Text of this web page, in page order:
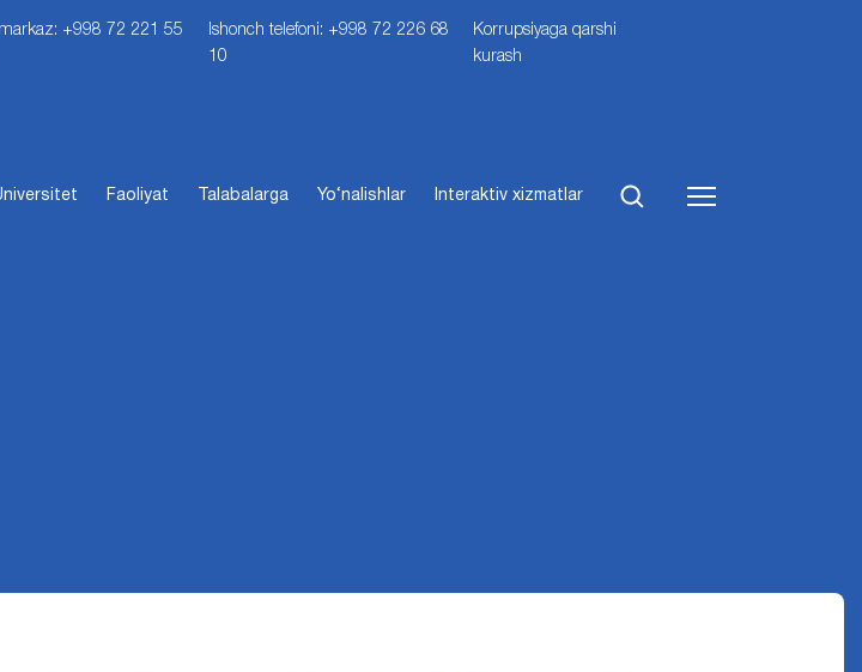
+998 72 221 55
Ishonch telefoni: +998 72 226 68
10
Korrupsiyaga qarshi
kurash
Faoliyat Talabalarga Yo‘nalishlar Interaktiv xizmatlar